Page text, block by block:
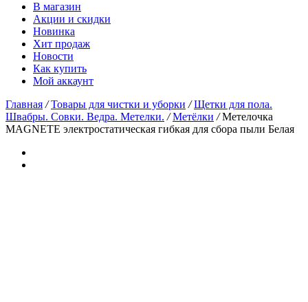
В магазин
Акции и скидки
Новинка
Хит продаж
Новости
Как купить
Мой аккаунт
Главная / Товары для чистки и уборки / Щетки для пола.
Швабры. Совки. Ведра. Метелки. / Метёлки /Метелочка
MAGNETE электростатическая гибкая для сбора пыли Белая